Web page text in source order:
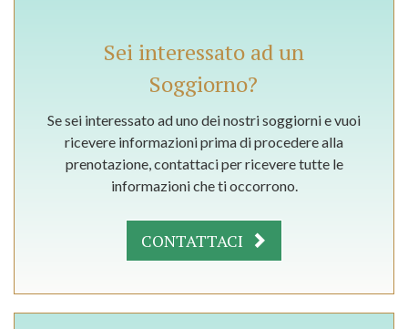
Sei interessato ad un
Soggiorno?
Se sei interessato ad uno dei nostri soggiorni e vuoi
ricevere informazioni prima di procedere alla
prenotazione, contattaci per ricevere tutte le
informazioni che ti occorrono.
CONTATTACI